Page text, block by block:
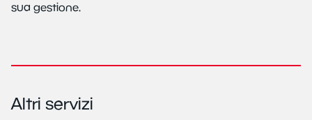
sua gestione.
Altri servizi